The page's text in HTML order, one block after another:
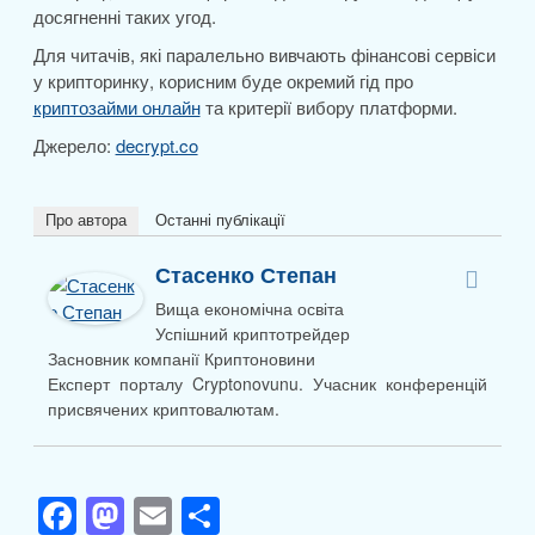
досягненні таких угод.
Для читачів, які паралельно вивчають фінансові сервіси
у крипторинку, корисним буде окремий гід про
криптозайми онлайнта критерії вибору платформи.
Джерело: decrypt.co
Про автора Останні публікації
Стасенко Степан
Вища економічна освіта
Успішний криптотрейдер
Засновник компанії Криптоновини
Експерт порталу Cryptonovunu. Учасник конференцій
присвячених криптовалютам.
F M E П